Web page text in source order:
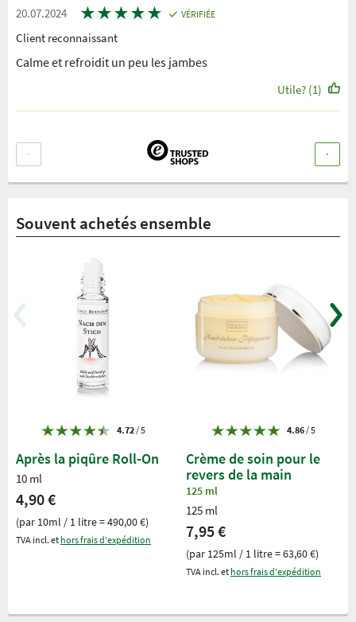
20.07.2024 ★★★★★ VÉRIFIÉE
Client reconnaissant
Calme et refroidit un peu les jambes
Utile? (1)
Souvent achetés ensemble
4.72/ 5
Après la piqûre Roll-On
10 ml
4,90 €
(par 10ml / 1 litre = 490,00 €)
TVA incl. et hors frais d'expédition
4.86/ 5
Crème de soin pour le
revers de la main
125 ml
125 ml
7,95 €
(par 125ml / 1 litre = 63,60 €)
TVA incl. et hors frais d'expédition